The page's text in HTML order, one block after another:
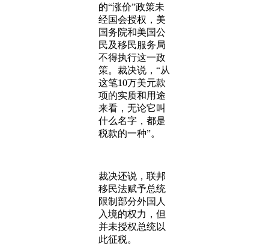
的“涨价”政策未
经国会授权，美
国务院和美国公
民及移民服务局
不得执行这一政
策。裁决说，“从
这笔10万美元款
项的实质和用途
来看，无论它叫
什么名字，都是
税款的一种”。
裁决还说，联邦
移民法赋予总统
限制部分外国人
入境的权力，但
并未授权总统以
此征税。